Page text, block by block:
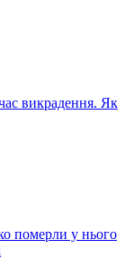
викрадення. Як
померли у нього